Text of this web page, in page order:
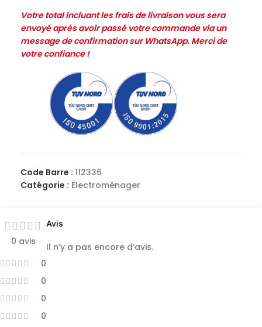
Votre total incluant les frais de livraison vous sera
envoyé après avoir passé votre commande via un
message de confirmation sur WhatsApp. Merci de
votre confiance !
Code Barre : 112336
Catégorie : Electroménager
0 avis
0
0
0
0
Avis
Il n’y a pas encore d’avis.